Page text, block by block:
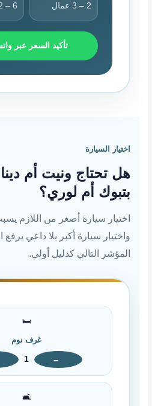
2 – 3 عمال 6 – 12 كرتون
تأكيد السعر عبر
اختيار السيارة
هل تحتاج ونيت أم
بتبوك أم لوري؟
اختيار سيارة أصغر من اللازم
واختيار سيارة أكبر بلا داعي يرفع
المؤشر التالي كدليل أولي.
🛏️
غرف نوم
−
1
🛋️